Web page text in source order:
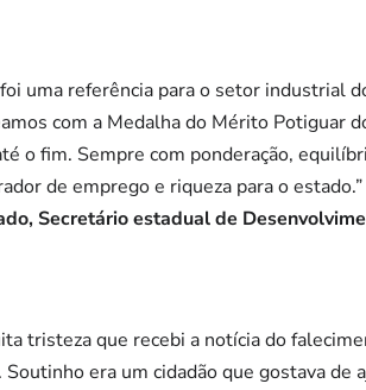
uma referência para o setor industrial
com a Medalha do Mérito Potiguar
o fim. Sempre com ponderação,
de emprego e riqueza para o estado.”
Secretário estadual de
tristeza que recebi a notícia do
Soutinho era um cidadão que gostava